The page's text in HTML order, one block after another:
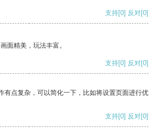
支持[0] 反对[0]
面精美，玩法丰富。
支持[0] 反对[0]
有点复杂，可以简化一下，比如将设置页面进行优
支持[0] 反对[0]